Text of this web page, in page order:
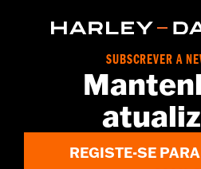
Position On Bike: Front
Each
Rotor and chrome
1 year limited
SUBSCREVER A
REGISTE-SE